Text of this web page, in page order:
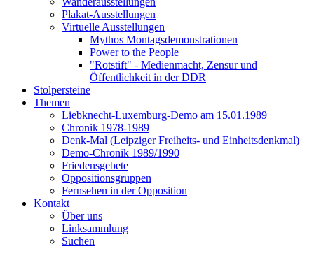
Plakat-Ausstellungen
Virtuelle Ausstellungen
Mythos Montagsdemonstrationen
Power to the People
"Rotstift" - Medienmacht, Zensur und
Öffentlichkeit in der DDR
Stolpersteine
Themen
Liebknecht-Luxemburg-Demo am 15.01.1989
Chronik 1978-1989
Denk-Mal (Leipziger Freiheits- und Einheitsdenkmal)
Demo-Chronik 1989/1990
Friedensgebete
Oppositionsgruppen
Fernsehen in der Opposition
Kontakt
Über uns
Linksammlung
Suchen